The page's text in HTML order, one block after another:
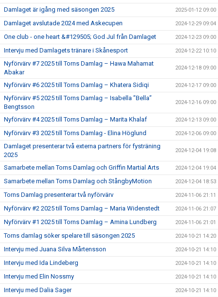
Damlaget är igång med säsongen 2025 2025-01-12 09:00
Damlaget avslutade 2024 med Askecupen 2024-12-29 09:04
One club - one heart &#129505; God Jul från Damlaget 2024-12-23 09:00
Intervju med Damlagets tränare i Skånesport 2024-12-22 10:10
Nyförvärv #7 2025 till Torns Damlag – Hawa Mahamat
Abakar
2024-12-18 09:00
Nyförvärv #6 2025 till Torns Damlag – Khatera Sidiqi 2024-12-17 09:00
Nyförvärv #5 2025 till Torns Damlag – Isabella ”Bella”
Bengtsson
2024-12-16 09:00
Nyförvärv #4 2025 till Torns Damlag – Marita Khalaf 2024-12-13 09:00
Nyförvärv #3 2025 till Torns Damlag - Elina Höglund 2024-12-06 09:00
Damlaget presenterar två externa partners för fysträning
2025
2024-12-04 19:08
Samarbete mellan Torns Damlag och Griffin Martial Arts 2024-12-04 19:04
Samarbete mellan Torns Damlag och StångbyMotion 2024-12-04 18:53
Torns Damlag presenterar två nyförvärv 2024-11-06 21:11
Nyförvärv #2 2025 till Torns Damlag – Maria Widenstedt 2024-11-06 21:07
Nyförvärv #1 2025 till Torns Damlag – Amina Lundberg 2024-11-06 21:01
Torns damlag söker spelare till säsongen 2025 2024-10-21 14:20
Intervju med Juana Silva Mårtensson 2024-10-21 14:10
Intervju med Ida Lindeberg 2024-10-21 14:10
Intervju med Elin Nossmy 2024-10-21 14:10
Intervju med Dalia Sager 2024-10-21 14:10